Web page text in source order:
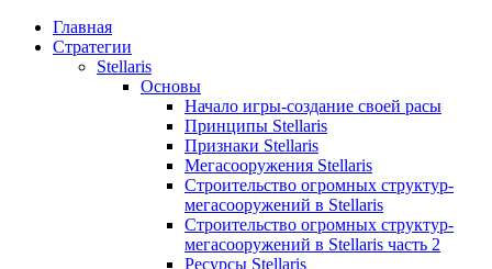
Главная
Стратегии
Stellaris
Основы
Начало игры-создание своей расы
Принципы Stellaris
Признаки Stellaris
Мегасооружения Stellaris
Строительство огромных структур-
мегасооружений в Stellaris
Строительство огромных структур-
мегасооружений в Stellaris часть 2
Ресурсы Stellaris